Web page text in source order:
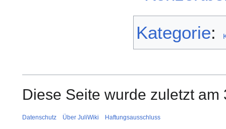
Kategorie:
Diese Seite wurde zuletzt
Datenschutz Über JuliWiki Haftungsausschluss